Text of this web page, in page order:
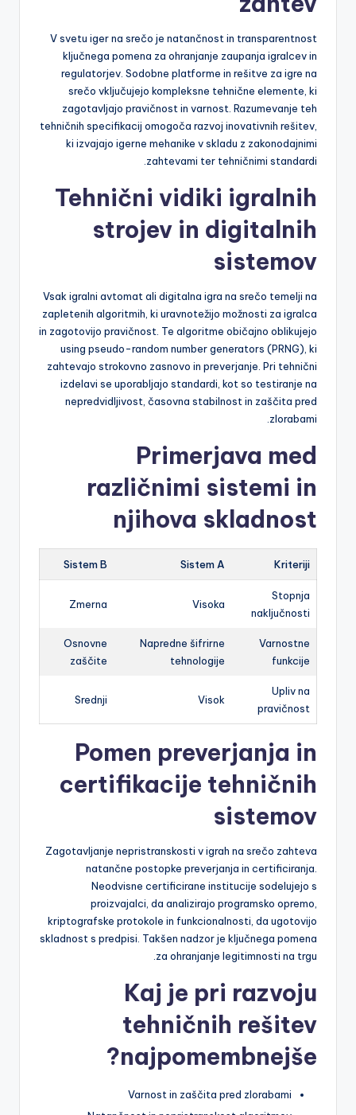
V svetu iger na srečo je natančnost in transparentnost
ključnega pomena za ohranjanje zaupanja igralcev in
regulatorjev. Sodobne platforme in rešitve za igre na
srečo vključujejo kompleksne tehnične elemente, ki
zagotavljajo pravičnost in varnost. Razumevanje teh
tehničnih specifikacij omogoča razvoj inovativnih rešitev,
ki izvajajo igerne mehanike v skladu z zakonodajnimi
zahtevami ter tehničnimi standardi.
Tehnični vidiki igralnih
strojev in digitalnih
sistemov
Vsak igralni avtomat ali digitalna igra na srečo temelji na
zapletenih algoritmih, ki uravnotežijo možnosti za igralca
in zagotovijo pravičnost. Te algoritme običajno oblikujejo
using pseudo-random number generators (PRNG), ki
zahtevajo strokovno zasnovo in preverjanje. Pri tehnični
izdelavi se uporabljajo standardi, kot so testiranje na
nepredvidljivost, časovna stabilnost in zaščita pred
zlorabami.
Primerjava med
različnimi sistemi in
njihova skladnost
Kriteriji
Sistem A
Sistem B
Stopnja
naključnosti
Visoka
Zmerna
Varnostne
funkcije
Napredne šifrirne
tehnologije
Osnovne
zaščite
Upliv na
pravičnost
Visok
Srednji
Pomen preverjanja in
certifikacije tehničnih
sistemov
Zagotavljanje nepristranskosti v igrah na srečo zahteva
natančne postopke preverjanja in certificiranja.
Neodvisne certificirane institucije sodelujejo s
proizvajalci, da analizirajo programsko opremo,
kriptografske protokole in funkcionalnosti, da ugotovijo
skladnost s predpisi. Takšen nadzor je ključnega pomena
za ohranjanje legitimnosti na trgu.
Kaj je pri razvoju
tehničnih rešitev
najpomembnejše?
Varnost in zaščita pred zlorabami